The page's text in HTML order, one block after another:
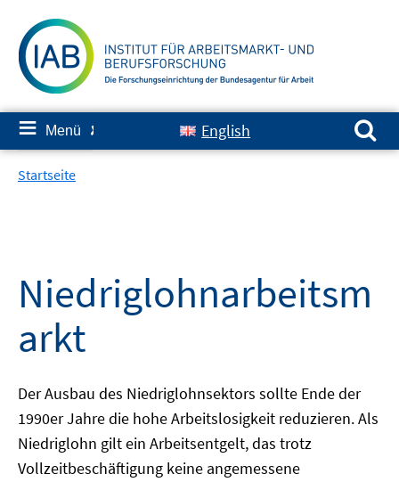
zum
Inhalt
≡ Menü ✘ English
Suchen nach:
Startseite
Niedriglohnarbeitsm
arkt
Der Ausbau des Niedriglohnsektors sollte Ende der
1990er Jahre die hohe Arbeitslosigkeit reduzieren. Als
Niedriglohn gilt ein Arbeitsentgelt, das trotz
Vollzeitbeschäftigung keine angemessene